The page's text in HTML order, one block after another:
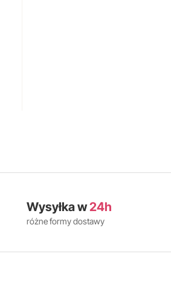
Wysyłka w24h
różne formy dostawy